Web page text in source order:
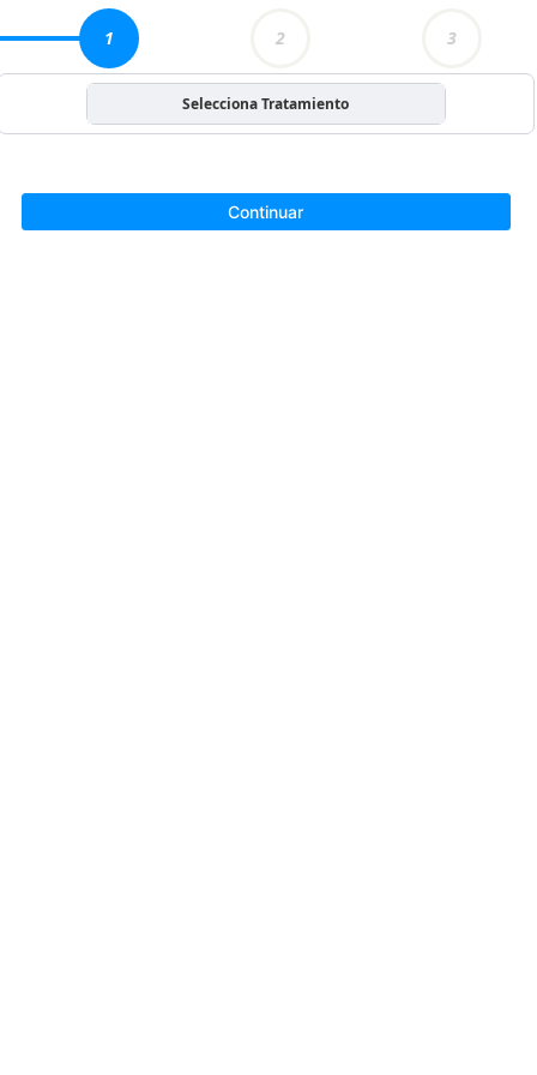
1 2 3
Selecciona Tratamiento
Continuar